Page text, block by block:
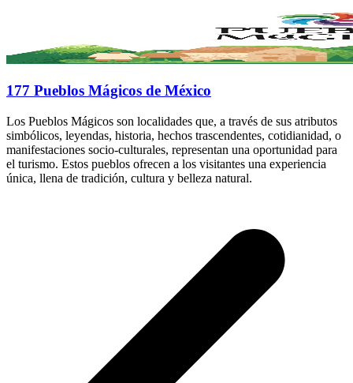
177 Pueblos Mágicos de México
Los Pueblos Mágicos son localidades que, a través de sus atributos
simbólicos, leyendas, historia, hechos trascendentes, cotidianidad, o
manifestaciones socio-culturales, representan una oportunidad para
el turismo. Estos pueblos ofrecen a los visitantes una experiencia
única, llena de tradición, cultura y belleza natural.